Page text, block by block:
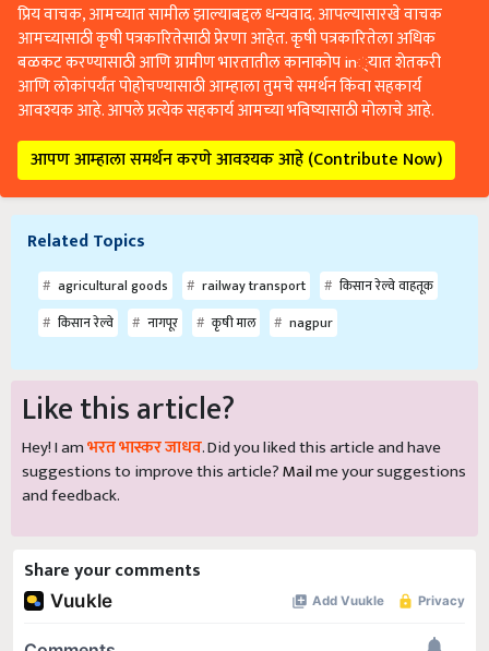
प्रिय वाचक, आमच्यात सामील झाल्याबद्दल धन्यवाद. आपल्यासारखे वाचक
आमच्यासाठी कृषी पत्रकारितेसाठी प्रेरणा आहेत. कृषी पत्रकारितेला अधिक
बळकट करण्यासाठी आणि ग्रामीण भारतातील कानाकोप in्यात शेतकरी
आणि लोकांपर्यंत पोहोचण्यासाठी आम्हाला तुमचे समर्थन किंवा सहकार्य
आवश्यक आहे. आपले प्रत्येक सहकार्य आमच्या भविष्यासाठी मोलाचे आहे.
आपण आम्हाला समर्थन करणे आवश्यक आहे (Contribute Now)
Related Topics
agricultural goods railway transport
किसान रेल्वे वाहतूक
किसान रेल्वे
नागपूर कृषी माल nagpur
Like this article?
Hey! I amभरत भास्कर जाधव. Did you liked this article and have
suggestions to improve this article?Mailme your suggestions
and feedback.
Share your comments